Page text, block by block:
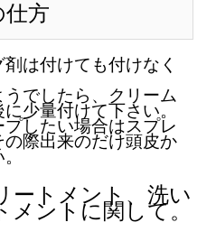
仕方
は付けても付けなく
でしたら、クリーム
少量付けて下さい。
したい場合はスプレ
際出来のだけ頭皮か
ートメント、洗い
ントに関して。